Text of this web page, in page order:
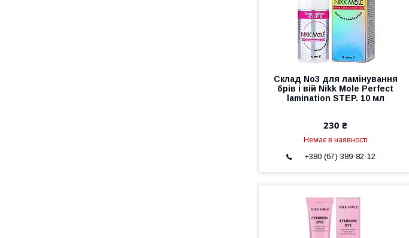
Склад No3 для ламінування
брів і вій Nikk Mole Perfect
lamination STEP. 10 мл
230 ₴
Немає в наявності
+380 (67) 389-82-12